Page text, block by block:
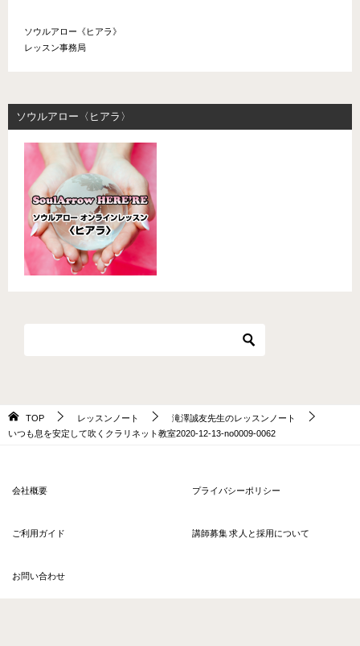
ソウルアロー《ヒアラ》
レッスン事務局
ソウルアロー〈ヒアラ〉
TOP レッスンノート
滝澤誠友先生のレッスンノート
いつも息を安定して吹くクラリネット教室2020-12-13-no0009-0062
会社概要 プライバシーポリシー
ご利用ガイド 講師募集 求人と採用について
お問い合わせ